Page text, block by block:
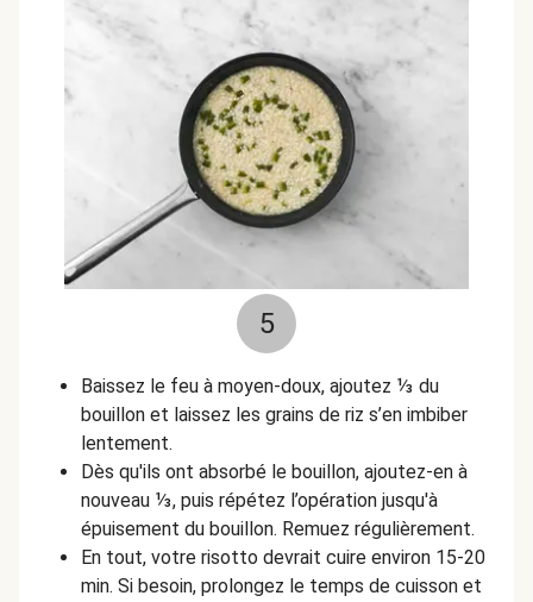
5
Baissez le feu à moyen-doux, ajoutez ⅓ du
bouillon et laissez les grains de riz s’en imbiber
lentement.
Dès qu'ils ont absorbé le bouillon, ajoutez-en à
nouveau ⅓, puis répétez l’opération jusqu'à
épuisement du bouillon. Remuez régulièrement.
En tout, votre risotto devrait cuire environ 15-20
min. Si besoin, prolongez le temps de cuisson et